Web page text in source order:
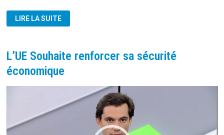
CHINE:
LA
ACTION
LIRE LA SUITE
L’UE Souhaite renforcer sa sécurité
économique